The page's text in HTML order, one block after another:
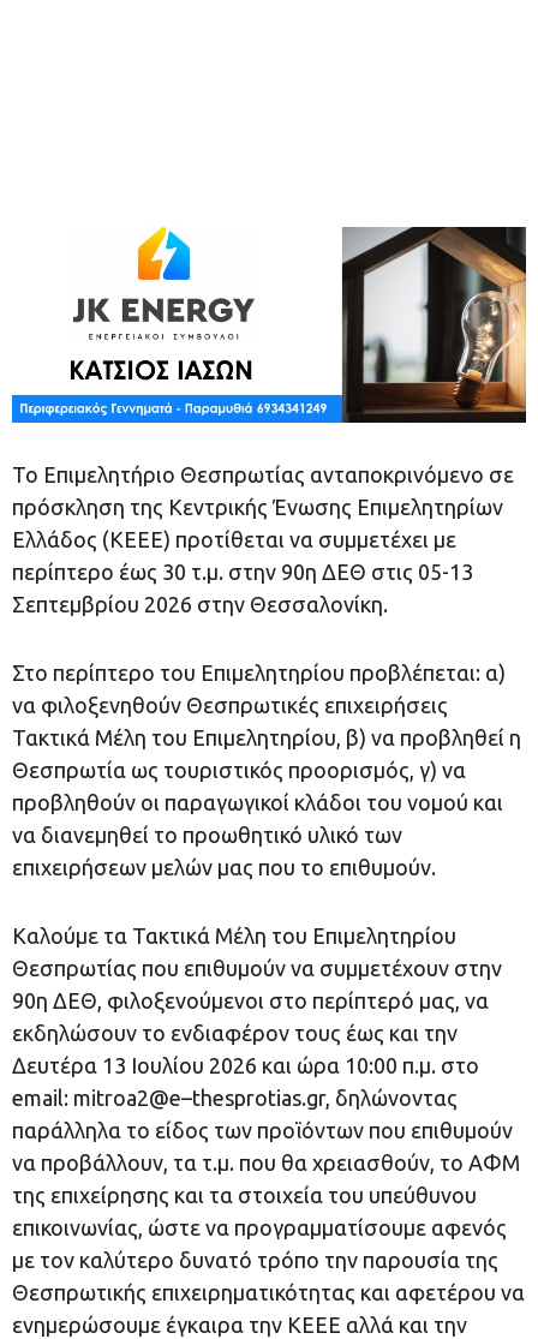
Το Επιμελητήριο Θεσπρωτίας ανταποκρινόμενο σε
πρόσκληση της Κεντρικής Ένωσης Επιμελητηρίων
Ελλάδος (ΚΕΕΕ) προτίθεται να συμμετέχει με
περίπτερο έως 30 τ.μ. στην 90η ΔΕΘ στις 05-13
Σεπτεμβρίου 2026 στην Θεσσαλονίκη.
Στο περίπτερο του Επιμελητηρίου προβλέπεται: α)
να φιλοξενηθούν Θεσπρωτικές επιχειρήσεις
Τακτικά Μέλη του Επιμελητηρίου, β) να προβληθεί η
Θεσπρωτία ως τουριστικός προορισμός, γ) να
προβληθούν οι παραγωγικοί κλάδοι του νομού και
να διανεμηθεί το προωθητικό υλικό των
επιχειρήσεων μελών μας που το επιθυμούν.
Καλούμε τα Τακτικά Μέλη του Επιμελητηρίου
Θεσπρωτίας που επιθυμούν να συμμετέχουν στην
90η ΔΕΘ, φιλοξενούμενοι στο περίπτερό μας, να
εκδηλώσουν το ενδιαφέρον τους έως και την
Δευτέρα 13 Ιουλίου 2026 και ώρα 10:00 π.μ. στο
email: mitroa2@e–thesprotias.gr, δηλώνοντας
παράλληλα το είδος των προϊόντων που επιθυμούν
να προβάλλουν, τα τ.μ. που θα χρειασθούν, το ΑΦΜ
της επιχείρησης και τα στοιχεία του υπεύθυνου
επικοινωνίας, ώστε να προγραμματίσουμε αφενός
με τον καλύτερο δυνατό τρόπο την παρουσία της
Θεσπρωτικής επιχειρηματικότητας και αφετέρου να
ενημερώσουμε έγκαιρα την ΚΕΕΕ αλλά και την